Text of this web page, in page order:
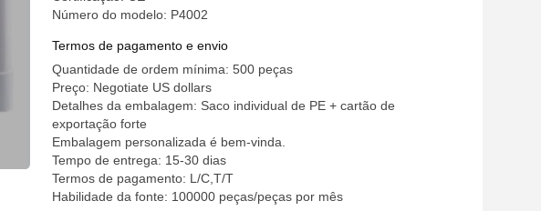
Número do modelo: P4002
Termos de pagamento e envio
Quantidade de ordem mínima: 500 peças
Preço: Negotiate US dollars
Detalhes da embalagem: Saco individual de PE + cartão de
exportação forte
Embalagem personalizada é bem-vinda.
Tempo de entrega: 15-30 dias
Termos de pagamento: L/C,T/T
Habilidade da fonte: 100000 peças/peças por mês